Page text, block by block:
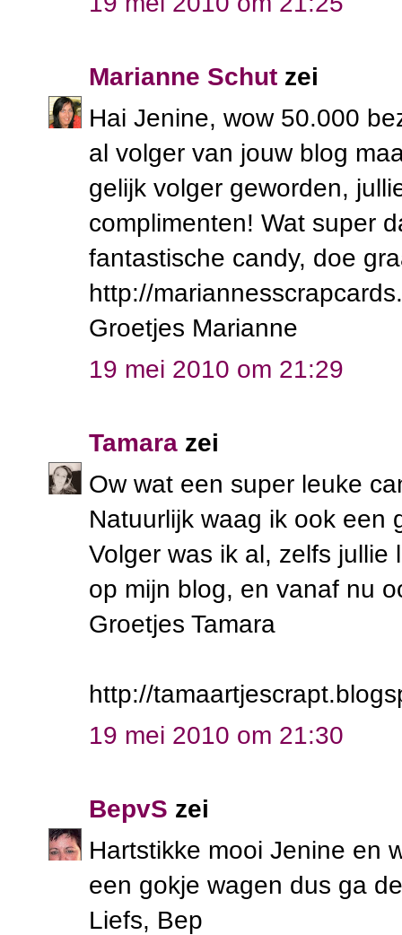
Marianne Schut zei
Hai Jenine, wow 50.000
al volger van jouw blog
gelijk volger geworden,
complimenten! Wat super
fantastische candy, doe
http://
Groetjes Marianne
19 mei 2010 om 21:29
Tamara zei
Ow wat een super leuke
Natuurlijk waag ik ook een
Volger was ik al, zelfs
op mijn blog, en vanaf nu
Groetjes Tamara
http://
19 mei 2010 om 21:30
BepvS zei
Hartstikke mooi Jenine en
een gokje wagen dus ga
Liefs, Bep